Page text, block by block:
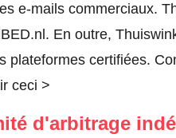
e-mails commerciaux.
En outre,
plateformes certifiées.
ceci >
d'arbitrage